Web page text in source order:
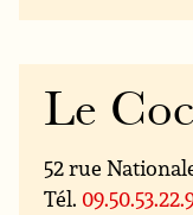
Le
52 rue
Tél.